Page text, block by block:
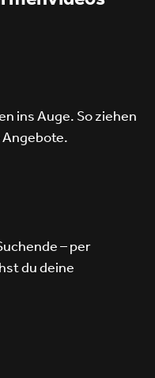
ins Auge. So ziehen
Angebote.
– per
du deine